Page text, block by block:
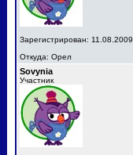
Зарегистрирован: 11.08.2009
Откуда: Орел
Sovynia
Участник